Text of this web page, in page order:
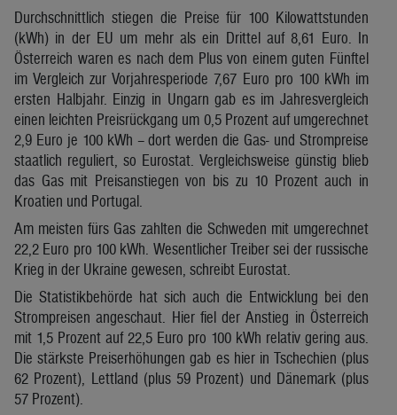
Durchschnittlich stiegen die Preise für 100 Kilowattstunden
(kWh) in der EU um mehr als ein Drittel auf 8,61 Euro. In
Österreich waren es nach dem Plus von einem guten Fünftel
im Vergleich zur Vorjahresperiode 7,67 Euro pro 100 kWh im
ersten Halbjahr. Einzig in Ungarn gab es im Jahresvergleich
einen leichten Preisrückgang um 0,5 Prozent auf umgerechnet
2,9 Euro je 100 kWh – dort werden die Gas- und Strompreise
staatlich reguliert, so Eurostat. Vergleichsweise günstig blieb
das Gas mit Preisanstiegen von bis zu 10 Prozent auch in
Kroatien und Portugal.
Am meisten fürs Gas zahlten die Schweden mit umgerechnet
22,2 Euro pro 100 kWh. Wesentlicher Treiber sei der russische
Krieg in der Ukraine gewesen, schreibt Eurostat.
Die Statistikbehörde hat sich auch die Entwicklung bei den
Strompreisen angeschaut. Hier fiel der Anstieg in Österreich
mit 1,5 Prozent auf 22,5 Euro pro 100 kWh relativ gering aus.
Die stärkste Preiserhöhungen gab es hier in Tschechien (plus
62 Prozent), Lettland (plus 59 Prozent) und Dänemark (plus
57 Prozent).